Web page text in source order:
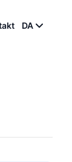
DA